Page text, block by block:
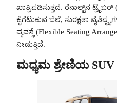
ಖಾತ್ರಿಪಡಿಸುತ್ತದೆ. ರೆನಾಲ್ಟ್‌ನ ಟ್ರೈಬರ್
ಕೈಗೆಟುಕುವ ಬೆಲೆ, ಸುರಕ್ಷತಾ
ವ್ಯವಸ್ಥೆ (Flexible Seating
ನೀಡುತ್ತಿದೆ.
ಮಧ್ಯಮ ಶ್ರೇಣಿಯ SUV